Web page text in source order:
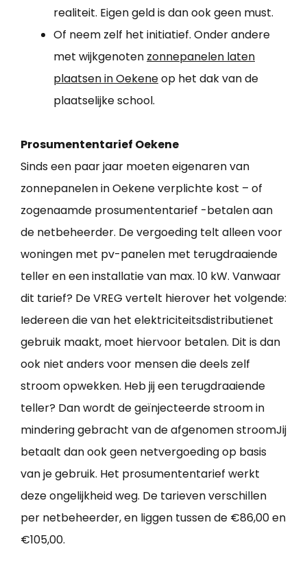
realiteit. Eigen geld is dan ook geen must.
Of neem zelf het initiatief. Onder andere
met wijkgenoten zonnepanelen laten
plaatsen in Oekeneop het dak van de
plaatselijke school.
Prosumententarief Oekene
Sinds een paar jaar moeten eigenaren van
zonnepanelen in Oekene verplichte kost – of
zogenaamde prosumententarief -betalen aan
de netbeheerder. De vergoeding telt alleen voor
woningen met pv-panelen met terugdraaiende
teller en een installatie van max. 10 kW. Vanwaar
dit tarief? De VREG vertelt hierover het volgende:
Iedereen die van het elektriciteitsdistributienet
gebruik maakt, moet hiervoor betalen. Dit is dan
ook niet anders voor mensen die deels zelf
stroom opwekken. Heb jij een terugdraaiende
teller? Dan wordt de geïnjecteerde stroom in
mindering gebracht van de afgenomen stroomJij
betaalt dan ook geen netvergoeding op basis
van je gebruik. Het prosumententarief werkt
deze ongelijkheid weg. De tarieven verschillen
per netbeheerder, en liggen tussen de €86,00 en
€105,00.